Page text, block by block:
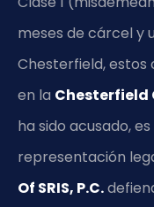
meses de cárcel y
Chesterfield, estos
en la Chesterfield
ha sido acusado,
representación
Of SRIS, P.C.